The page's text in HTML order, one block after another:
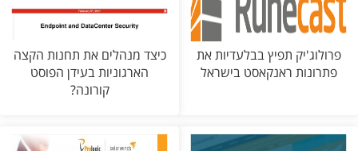
פרולוג'יק תפיץ בבלעדיות את
פתרונות ראנקאסט בישראל
כיצד מנהלים את תחנות הקצה
הארגוניות בעידן הפוסט
קורונה?